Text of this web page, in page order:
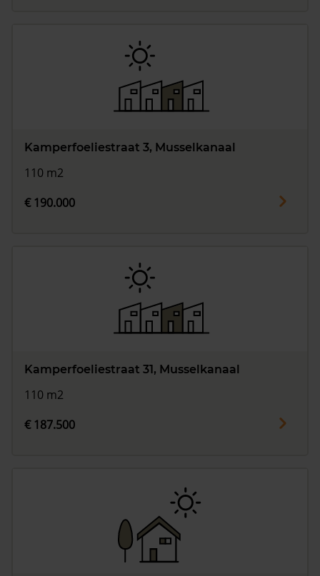
Kamperfoeliestraat 3, Musselkanaal
110 m2
€ 190.000
Kamperfoeliestraat 31, Musselkanaal
110 m2
€ 187.500